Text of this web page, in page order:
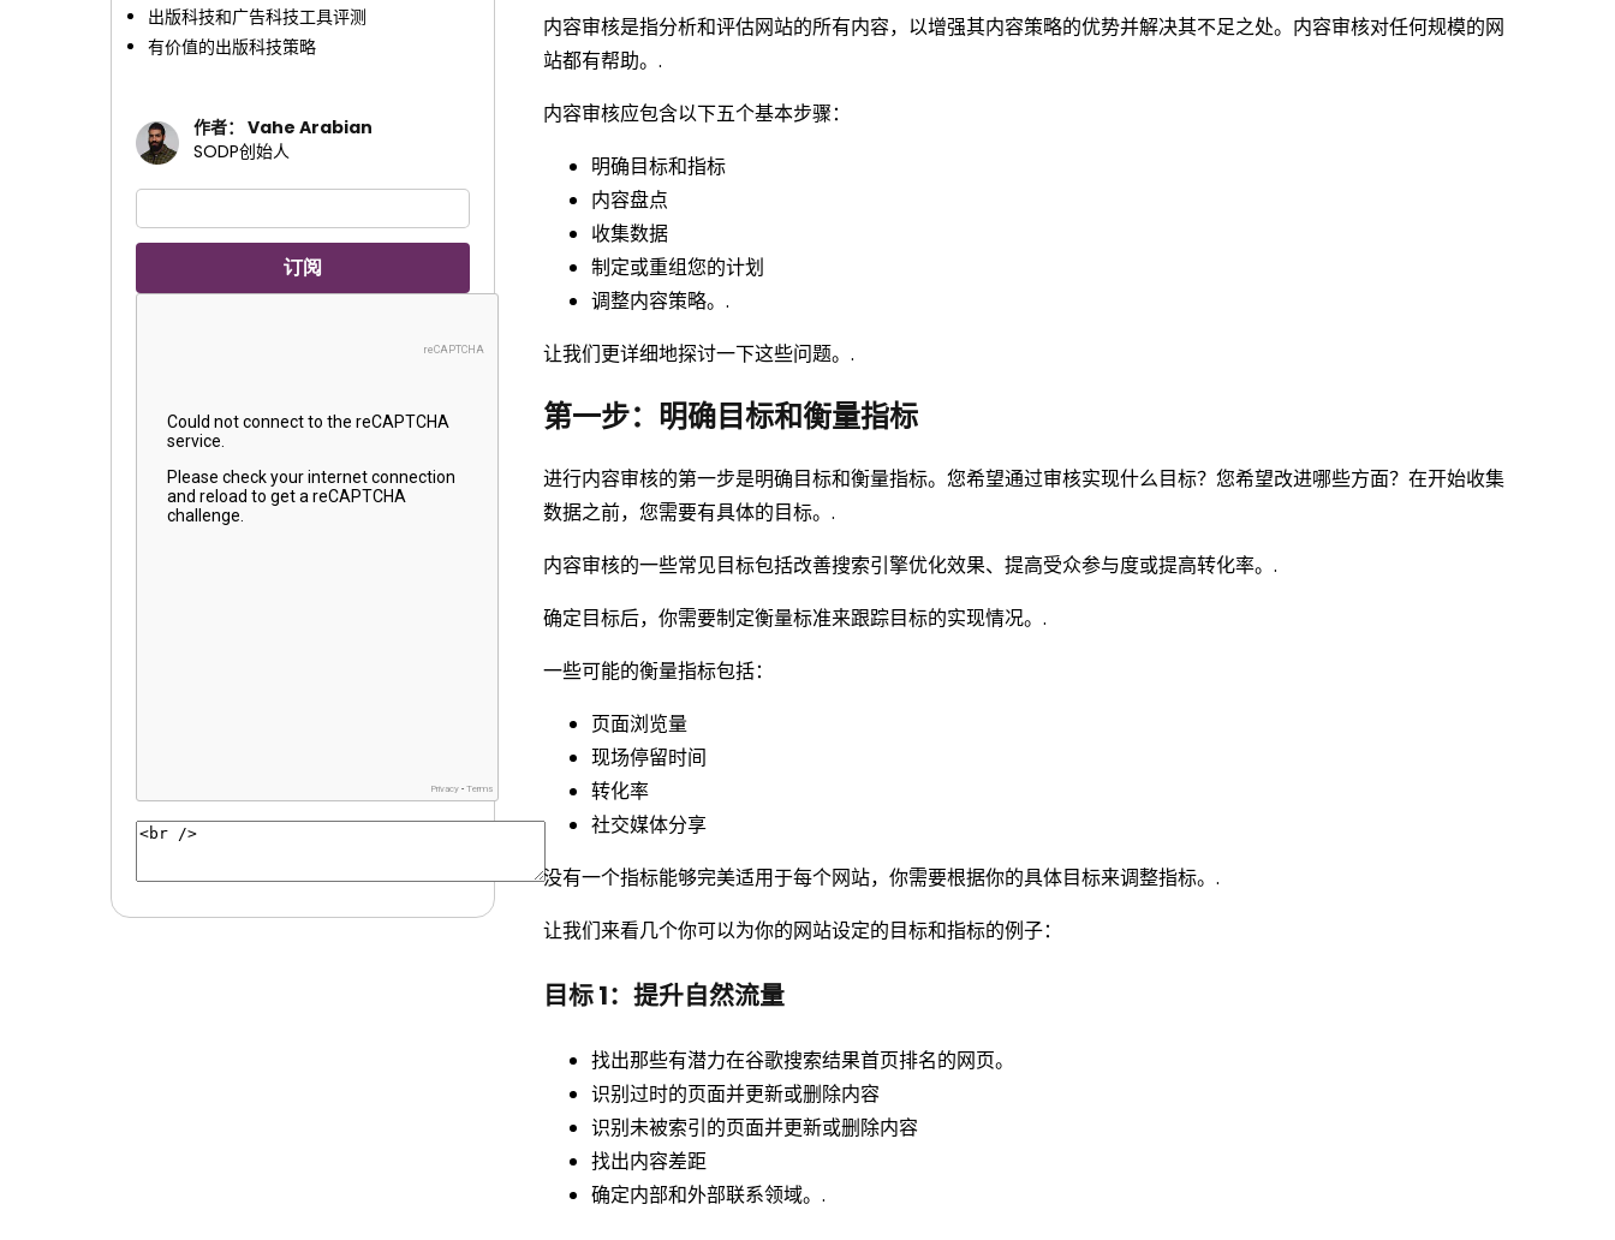
出版科技和广告科技工具评测
有价值的出版科技策略
作者： Vahe Arabian
SODP创始人
内容审核是指分析和评估网站的所有内容，以增强其内容策略的优势并解决其不足之处。内容审核对任何规模的网
站都有帮助。.
内容审核应包含以下五个基本步骤：
明确目标和指标
内容盘点
收集数据
制定或重组您的计划
调整内容策略。.
让我们更详细地探讨一下这些问题。.
第一步：明确目标和衡量指标
进行内容审核的第一步是明确目标和衡量指标。您希望通过审核实现什么目标？您希望改进哪些方面？在开始收集
数据之前，您需要有具体的目标。.
内容审核的一些常见目标包括改善搜索引擎优化效果、提高受众参与度或提高转化率。.
确定目标后，你需要制定衡量标准来跟踪目标的实现情况。.
一些可能的衡量指标包括：
页面浏览量
现场停留时间
转化率
社交媒体分享
没有一个指标能够完美适用于每个网站，你需要根据你的具体目标来调整指标。.
让我们来看几个你可以为你的网站设定的目标和指标的例子：
目标 1：提升自然流量
找出那些有潜力在谷歌搜索结果首页排名的网页。
识别过时的页面并更新或删除内容
识别未被索引的页面并更新或删除内容
找出内容差距
确定内部和外部联系领域。.